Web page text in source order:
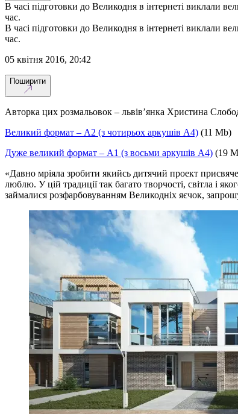
В часі підготовки до Великодня в інтернеті виклали
час.
В часі підготовки до Великодня в інтернеті виклали
час.
05 квітня 2016, 20:42
Поширити
Авторка цих розмальовок – львів’янка Христина
Великий формат – А2 (з чотирьох аркушів А4) (11 Мb)
Дуже великий формат – А1 (з восьми аркушів А4) (19
«Давно мріяла зробити якийсь дитячий проект
люблю. У цій традиції так багато творчості, світла і
займалися розфарбовуванням Великодніх яєчок,